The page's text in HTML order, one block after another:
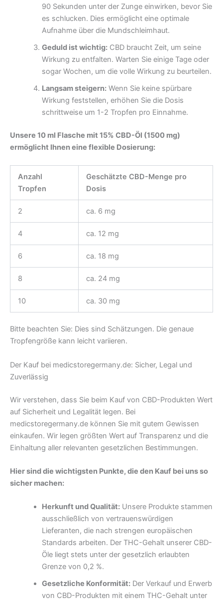
90 Sekunden unter der Zunge einwirken, bevor Sie
es schlucken. Dies ermöglicht eine optimale
Aufnahme über die Mundschleimhaut.
Geduld ist wichtig:CBD braucht Zeit, um seine
Wirkung zu entfalten. Warten Sie einige Tage oder
sogar Wochen, um die volle Wirkung zu beurteilen.
Langsam steigern:Wenn Sie keine spürbare
Wirkung feststellen, erhöhen Sie die Dosis
schrittweise um 1-2 Tropfen pro Einnahme.
Unsere 10 ml Flasche mit 15% CBD-Öl (1500 mg)
ermöglicht Ihnen eine flexible Dosierung:
Anzahl
Tropfen
Geschätzte CBD-Menge pro
Dosis
2 ca. 6 mg
4 ca. 12 mg
6 ca. 18 mg
8 ca. 24 mg
10 ca. 30 mg
Bitte beachten Sie: Dies sind Schätzungen. Die genaue
Tropfengröße kann leicht variieren.
Der Kauf bei medicstoregermany.de: Sicher, Legal und
Zuverlässig
Wir verstehen, dass Sie beim Kauf von CBD-Produkten Wert
auf Sicherheit und Legalität legen. Bei
medicstoregermany.de können Sie mit gutem Gewissen
einkaufen. Wir legen größten Wert auf Transparenz und die
Einhaltung aller relevanten gesetzlichen Bestimmungen.
Hier sind die wichtigsten Punkte, die den Kauf bei uns so
sicher machen:
Herkunft und Qualität:Unsere Produkte stammen
ausschließlich von vertrauenswürdigen
Lieferanten, die nach strengen europäischen
Standards arbeiten. Der THC-Gehalt unserer CBD-
Öle liegt stets unter der gesetzlich erlaubten
Grenze von 0,2 %.
Gesetzliche Konformität:Der Verkauf und Erwerb
von CBD-Produkten mit einem THC-Gehalt unter